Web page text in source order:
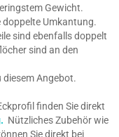
Gewicht.
Umkantung.
sind ebenfalls doppelt
sind an den
diesem Angebot.
finden Sie direkt
Nützliches Zubehör wie
Sie direkt bei